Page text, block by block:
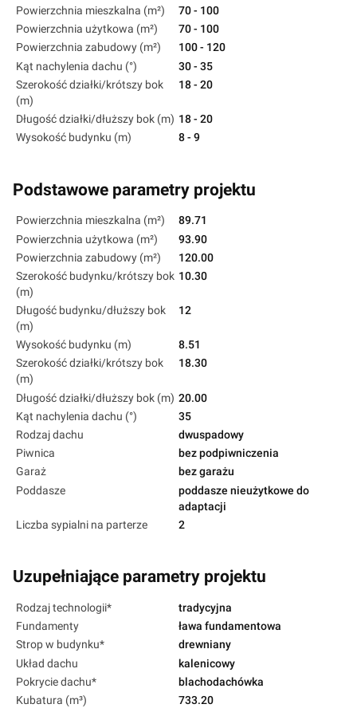
Powierzchnia mieszkalna (m²)
70 - 100
Powierzchnia użytkowa (m²)
70 - 100
Powierzchnia zabudowy (m²)
100 - 120
Kąt nachylenia dachu (°)
30 - 35
Szerokość działki/krótszy bok
(m)
18 - 20
Długość działki/dłuższy bok (m) 18 - 20
Wysokość budynku (m)
8 - 9
Podstawowe parametry projektu
Powierzchnia mieszkalna (m²)
89.71
Powierzchnia użytkowa (m²)
93.90
Powierzchnia zabudowy (m²)
120.00
Szerokość budynku/krótszy bok
(m)
10.30
Długość budynku/dłuższy bok
(m)
12
Wysokość budynku (m)
8.51
Szerokość działki/krótszy bok
(m)
18.30
Długość działki/dłuższy bok (m) 20.00
Kąt nachylenia dachu (°)
35
Rodzaj dachu
dwuspadowy
Piwnica
bez podpiwniczenia
Garaż
bez garażu
Poddasze
poddasze nieużytkowe do
adaptacji
Liczba sypialni na parterze
2
Uzupełniające parametry projektu
Rodzaj technologii*
tradycyjna
Fundamenty
ława fundamentowa
Strop w budynku*
drewniany
Układ dachu
kalenicowy
Pokrycie dachu*
blachodachówka
Kubatura (m³)
733.20